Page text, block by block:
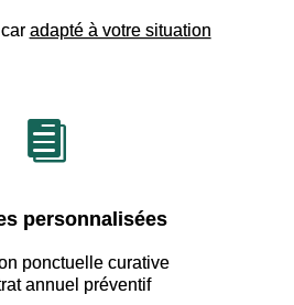
adapté à votre situation

personnalisées
ponctuelle curative
annuel préventif